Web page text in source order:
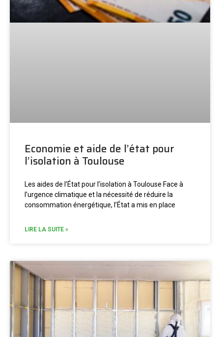
Economie et aide de l’état pour
l’isolation à Toulouse
Les aides de l’État pour l’isolation à Toulouse Face à
l’urgence climatique et la nécessité de réduire la
consommation énergétique, l’État a mis en place
LIRE LA SUITE »